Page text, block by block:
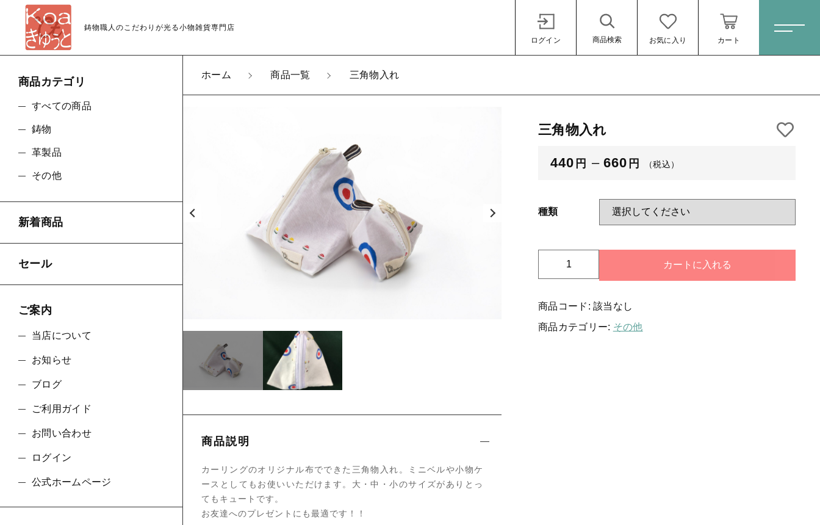
鋳物職人のこだわりが光る小物雑貨専門店
ログイン
商品検索 お気に入り カート
ホーム 商品一覧 三角物入れ
商品説明
カーリングのオリジナル布でできた三角物入れ。ミニベルや小物ケ
ースとしてもお使いいただけます。大・中・小のサイズがありとっ
てもキュートです。
お友達へのプレゼントにも最適です！！
三角物入れ
440 円 – 660 円 （税込）
種類
角
入
れ
カートに入れる
商品コード:該当なし
商品カテゴリー: その他
商品カテゴリ
すべての商品
鋳物
革製品
その他
新着商品
セール
ご案内
当店について
お知らせ
ブログ
ご利用ガイド
お問い合わせ
ログイン
公式ホームページ
（税込）
ショッピングを続ける
当店について
価格帯